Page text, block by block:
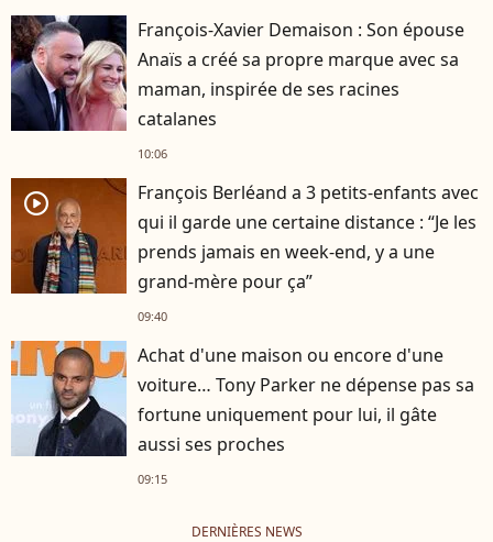
François-Xavier Demaison : Son épouse
Anaïs a créé sa propre marque avec sa
maman, inspirée de ses racines
catalanes
10:06
player2
François Berléand a 3 petits-enfants avec
qui il garde une certaine distance : “Je les
prends jamais en week-end, y a une
grand-mère pour ça”
09:40
Achat d'une maison ou encore d'une
voiture… Tony Parker ne dépense pas sa
fortune uniquement pour lui, il gâte
aussi ses proches
09:15
DERNIÈRES NEWS